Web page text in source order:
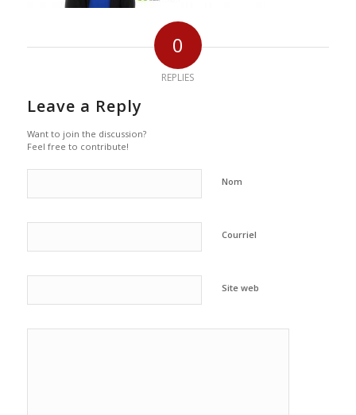
0
REPLIES
Leave a Reply
Want to join the discussion?
Feel free to contribute!
Nom
Courriel
Site web